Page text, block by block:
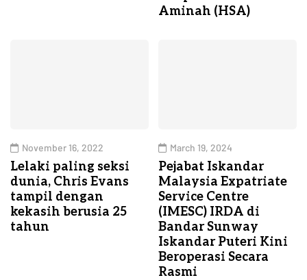
Aminah (HSA)
November 16, 2022
Lelaki paling seksi
dunia, Chris Evans
tampil dengan
kekasih berusia 25
tahun
March 19, 2024
Pejabat Iskandar
Malaysia Expatriate
Service Centre
(IMESC) IRDA di
Bandar Sunway
Iskandar Puteri Kini
Beroperasi Secara
Rasmi